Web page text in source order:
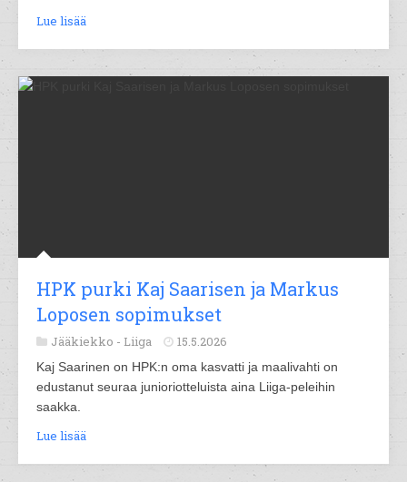
Lue lisää
HPK purki Kaj Saarisen ja Markus
Loposen sopimukset
Jääkiekko - Liiga 15.5.2026
Kaj Saarinen on HPK:n oma kasvatti ja maalivahti on
edustanut seuraa junioriotteluista aina Liiga-peleihin
saakka.
Lue lisää